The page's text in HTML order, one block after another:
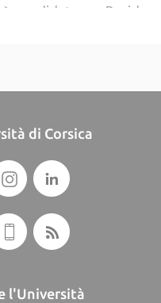
candidatura - Residenza
di Corsica
l'Università